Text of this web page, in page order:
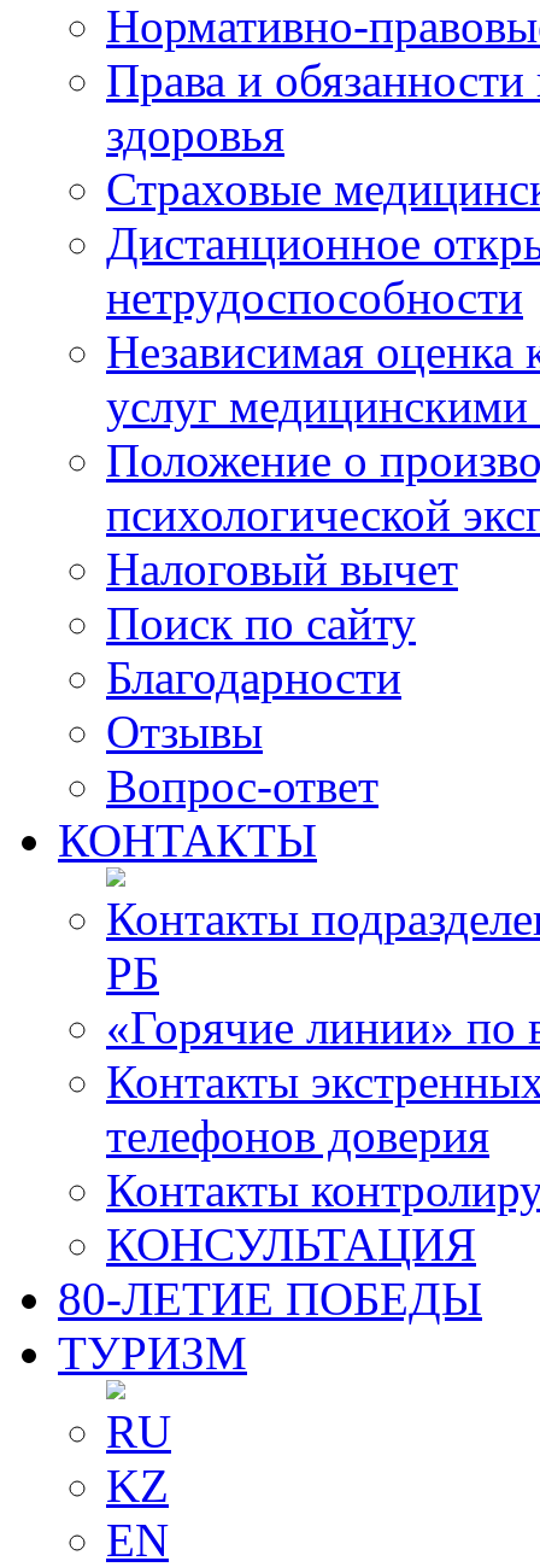
Нормативно-
Права и
здоровья
Страховые
Дистанционное
нетрудоспособности
Независимая оценка
услуг
Положение о
психологической
Налоговый вычет
Поиск по сайту
Благодарности
Отзывы
Вопрос-ответ
КОНТАКТЫ
Контакты
РБ
«Горячие линии» по
Контакты
телефонов доверия
Контакты
КОНСУЛЬТАЦИЯ
80-ЛЕТИЕ ПОБЕДЫ
ТУРИЗМ
RU
KZ
EN